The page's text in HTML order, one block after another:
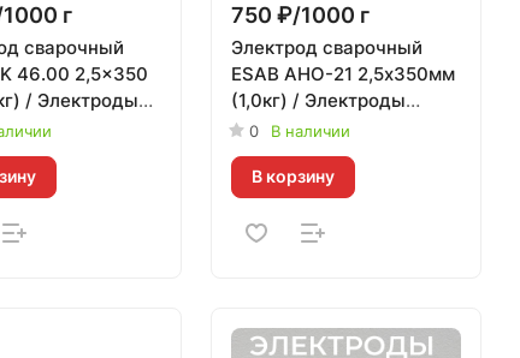
г
сварочный
46.00 2,5x350
/ Электроды
г
750 ₽/1000 г
Электрод сварочный
ESAB АНО-21 2,5х350мм
(1,0кг) / Электроды
ЭСАБ | 1 000 г
0 В наличии
В корзину